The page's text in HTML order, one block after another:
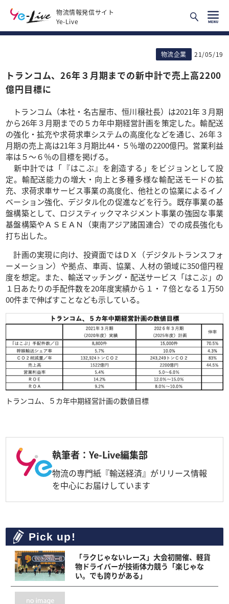
物流情報発信サイト
Ye-Live
物流企業 21/05/19
トランコム、26年３月期までの新中計で売上高2200
億円目標に
トランコム（本社・名古屋市、恒川穣社長）は2021年３月期
から26年３月期までの５カ年中期経営計画を策定した。輸配送
の強化・拡充や求荷求車システムの高度化などを通じ、26年３
月期の売上高は21年３月期比44・５％増の2200億円。営業利益
率は５～６％の目標を掲げる。
新中計では「『はこぶ』を創造する」をビジョンとして設
定。輸配送能力の増大・向上と多種多様な輸配送モードの拡
充、求荷求車サービス事業の高度化、他社との協業によるイノ
ベーション強化、デジタル化の促進などを行う。既存事業の基
盤構築として、ロジスティックマネジメント事業の強固な事業
基盤構築やＡＳＥＡＮ（東南アジア諸国連合）での成長強化も
打ち出した。
計画の実現に向け、投資面ではＤＸ（デジタルトランスフォ
ーメーション）や拠点、車両、協業、人材の領域に350億円程
度を想定。また、輸送マッチング・配送サービス「はこぶ」の
１日あたりの手配件数を20年度実績から１・７倍となる１万50
00件まで伸ばすことなども示している。
トランコム、５カ年中期経営計画の数値目標
執筆者：Ye-Live編集部
物流の専門紙『輸送経済』がリリース情報
を中心にお届けしています
Pick up!
「ラクじゃないレース」大会初開催、軽貨
物ドライバーが技術体力競う「楽じゃな
い。でも誇りがある」